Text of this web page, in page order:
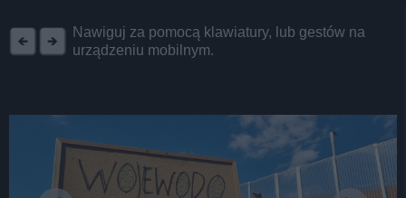
Nawiguj za pomocą klawiatury, lub gestów na
urządzeniu mobilnym.